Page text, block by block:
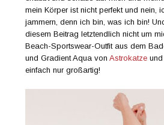
mein Körper ist nicht perfekt und nein,
jammern, denn ich bin, was ich bin!
diesem Beitrag letztendlich nicht um
Beach-Sportswear-Outfit aus dem
und Gradient Aqua vonAstrokatze
einfach nur großartig!